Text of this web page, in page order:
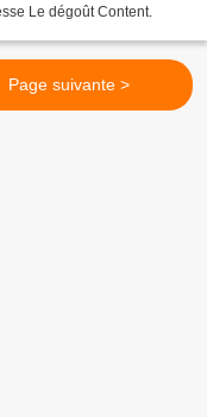
Le dégoût Content.
Page suivante >